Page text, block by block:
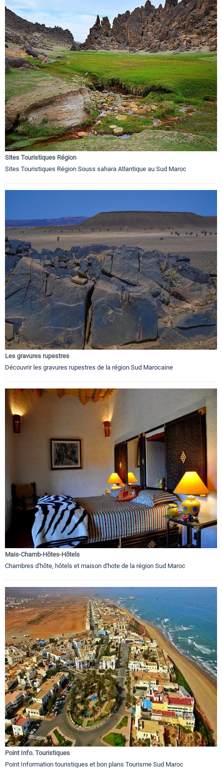
Sites Touristiques Région
Sites Touristiques Région Souss sahara Atlantique au Sud Maroc
Les gravures rupestres
Découvrir les gravures rupestres de la région Sud Marocaine
Mais-Chamb-Hôtes-Hôtels
Chambres d'hôte, hôtels et maison d'hote de la région Sud Maroc
Point Info. Touristiques
Point Information touristiques et bon plans Tourisme Sud Maroc